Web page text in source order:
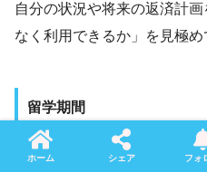
自分の状況や将来の返済計
なく利用できるか」を見極め
留学期間
奨学金の対象となる留学期
ホーム シェア フォ